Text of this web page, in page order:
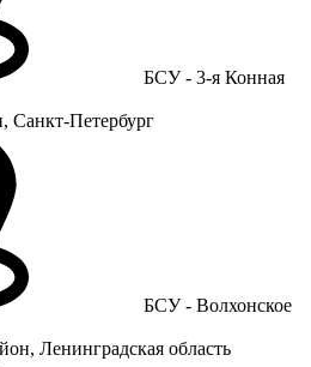
БСУ - 3-я Конная
Санкт-Петербург
БСУ - Волхонское
Ленинградская область